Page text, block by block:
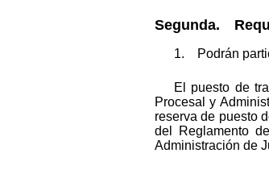
Segunda.
1. Podrán
El puesto de
Procesal y
reserva de puesto
del Reglamento
Administración de